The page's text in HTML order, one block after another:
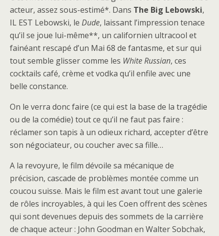
acteur, assez sous-estimé*. Dans The Big Lebowski,
IL EST Lebowski, le Dude, laissant l’impression tenace
qu’il se joue lui-même**, un californien ultracool et
fainéant rescapé d’un Mai 68 de fantasme, et sur qui
tout semble glisser comme les White Russian, ces
cocktails café, crème et vodka qu’il enfile avec une
belle constance.
On le verra donc faire (ce qui est la base de la tragédie
ou de la comédie) tout ce qu’il ne faut pas faire :
réclamer son tapis à un odieux richard, accepter d’être
son négociateur, ou coucher avec sa fille…
A la revoyure, le film dévoile sa mécanique de
précision, cascade de problèmes montée comme un
coucou suisse. Mais le film est avant tout une galerie
de rôles incroyables, à qui les Coen offrent des scènes
qui sont devenues depuis des sommets de la carrière
de chaque acteur : John Goodman en Walter Sobchak,